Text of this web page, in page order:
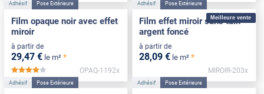
Adhésif Pose Extérieure
Film opaque noir avec effet
miroir
à partir de
29,47 € le m² *
*****
OPAQ-1192x
Meilleure vente
Adhésif Pose Extérieure
Film effet miroir sans tain
argent foncé
à partir de
28,09 € le m² *
MIROIR-203x
Adhésif Pose Extérieure Adhésif Pose Extérieure